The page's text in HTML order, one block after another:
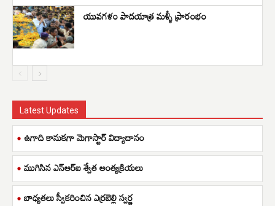
యువగళం పాదయాత్ర మళ్ళీ ప్రారంభం
Latest Updates
ఉగాది కానుకగా మెగాస్టార్ విద్యాదానం
ముగిసిన ఎన్ఆర్ఐ శ్వేత అంత్యక్రియలు
బాధ్యతలు స్వీకరించిన ఎర్రబెల్లి స్వర్ణ